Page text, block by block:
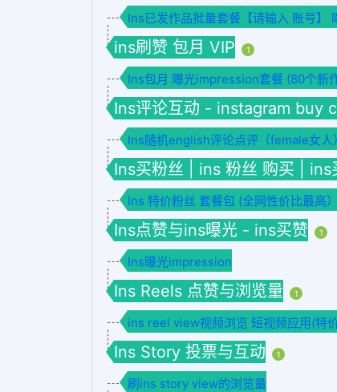
Ins已发作品批量套餐【请输入 账号】
ins刷赞 包月 VIP 1
Ins包月 曝光impression套餐 (80个新
Ins评论互动 - instagram buy
Ins随机english评论点评（female女人）
Ins买粉丝 | ins 粉丝 购买 | ins
Ins 特价粉丝 套餐包 (全网性价比最高）
Ins点赞与ins曝光 - ins买赞 1
Ins曝光impression
Ins Reels 点赞与浏览量 1
ins reel view视频浏览 短视频应用(特
Ins Story 投票与互动 1
刷ins story view的浏览量